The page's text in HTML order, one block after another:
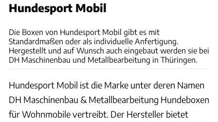
Hundesport Mobil
Die Boxen von Hundesport Mobil gibt es mit
Standardmaßen oder als individuelle Anfertigung.
Hergestellt und auf Wunsch auch eingebaut werden sie bei
DH Maschinenbau und Metallbearbeitung in Thüringen.
Hundesport Mobil ist die Marke unter deren Namen
DH Maschinenbau & Metallbearbeitung Hundeboxen
für Wohnmobile vertreibt. Der Hersteller bietet